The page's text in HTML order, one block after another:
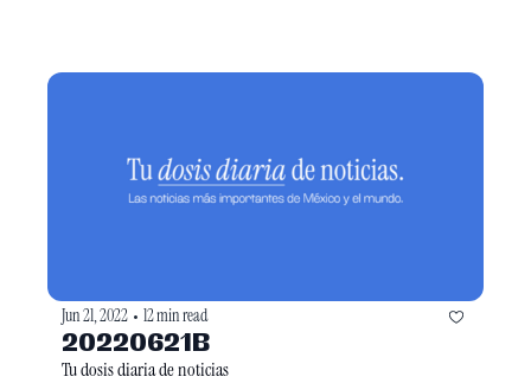
Jun 21, 2022 • 12 min read
20220621B
Tu dosis diaria de noticias